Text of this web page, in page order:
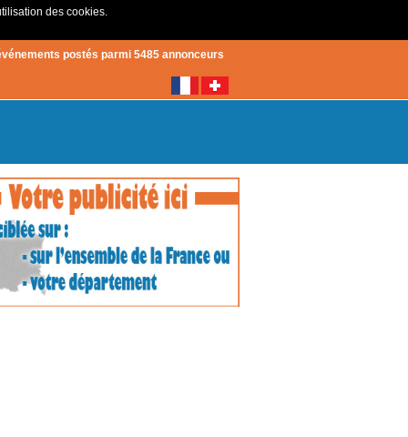
des cookies.Créer un compte
postés parmi 5485 annonceurs